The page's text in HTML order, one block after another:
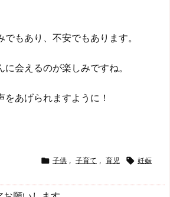
もあり、不安でもあります。
会えるのが楽しみですね。
あげられますように！
 子供 , 子育て , 育児  妊娠